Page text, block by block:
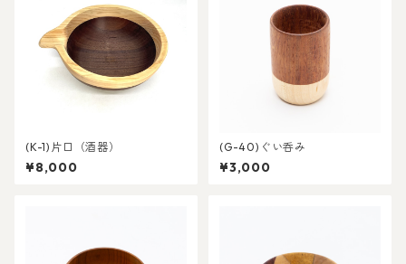
(K-1)片口（酒器）
¥8,000
(G-40)ぐい呑み
¥3,000